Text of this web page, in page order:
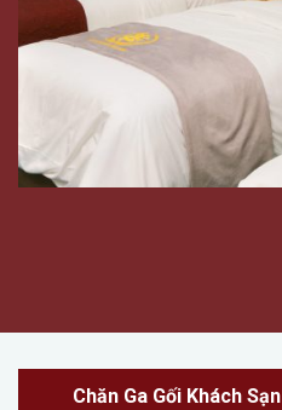
Chăn Ga Gối Khách Sạn